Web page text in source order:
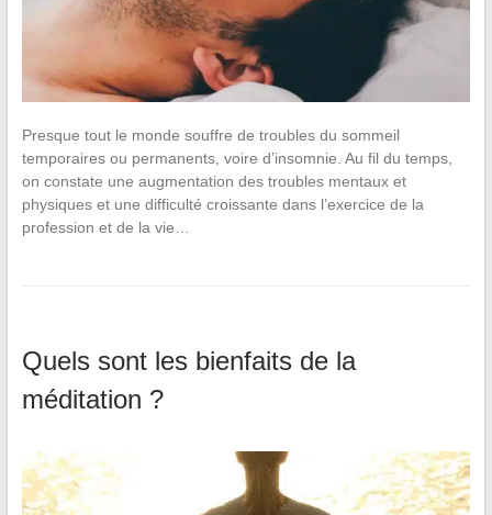
Presque tout le monde souffre de troubles du sommeil
temporaires ou permanents, voire d’insomnie. Au fil du temps,
on constate une augmentation des troubles mentaux et
physiques et une difficulté croissante dans l’exercice de la
profession et de la vie…
Quels sont les bienfaits de la
méditation ?